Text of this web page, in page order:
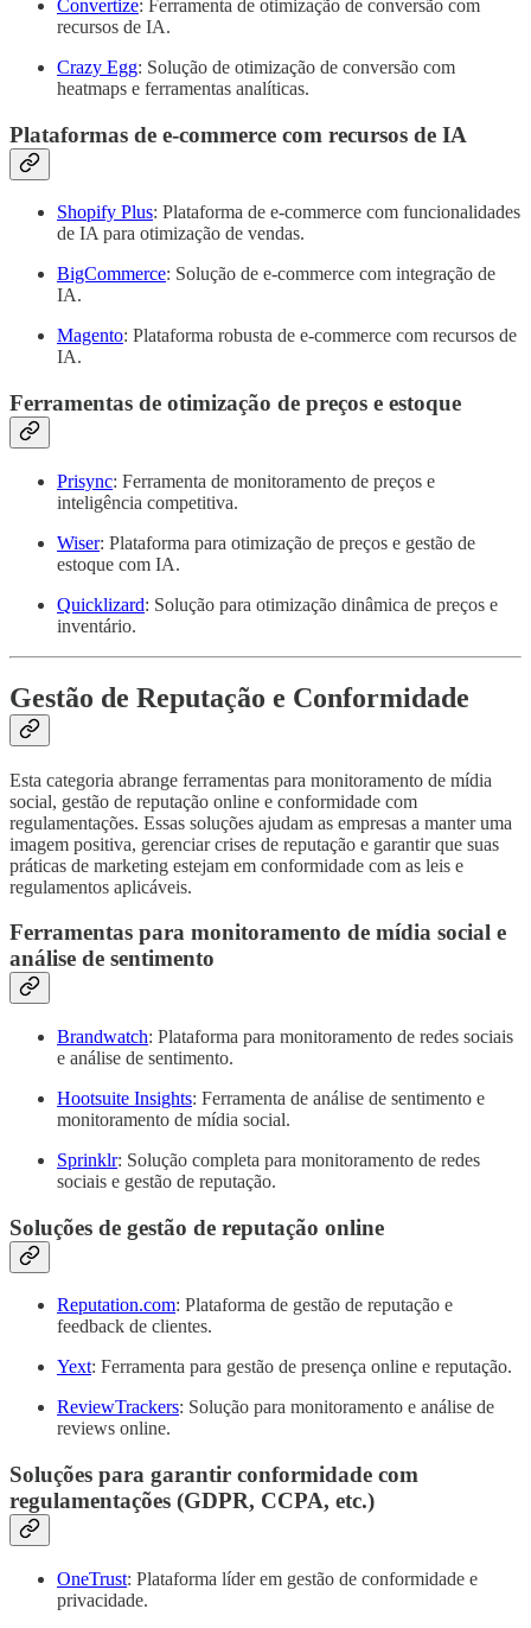
Convertize: Ferramenta de otimização de conversão com
recursos de IA.
Crazy Egg: Solução de otimização de conversão com
heatmaps e ferramentas analíticas.
Plataformas de e-commerce com recursos de IA
Shopify Plus: Plataforma de e-commerce com funcionalidades
de IA para otimização de vendas.
BigCommerce: Solução de e-commerce com integração de
IA.
Magento: Plataforma robusta de e-commerce com recursos de
IA.
Ferramentas de otimização de preços e estoque
Prisync: Ferramenta de monitoramento de preços e
inteligência competitiva.
Wiser: Plataforma para otimização de preços e gestão de
estoque com IA.
Quicklizard: Solução para otimização dinâmica de preços e
inventário.
Gestão de Reputação e Conformidade
Esta categoria abrange ferramentas para monitoramento de mídia
social, gestão de reputação online e conformidade com
regulamentações. Essas soluções ajudam as empresas a manter uma
imagem positiva, gerenciar crises de reputação e garantir que suas
práticas de marketing estejam em conformidade com as leis e
regulamentos aplicáveis.
Ferramentas para monitoramento de mídia social e
análise de sentimento
Brandwatch: Plataforma para monitoramento de redes sociais
e análise de sentimento.
Hootsuite Insights: Ferramenta de análise de sentimento e
monitoramento de mídia social.
Sprinklr: Solução completa para monitoramento de redes
sociais e gestão de reputação.
Soluções de gestão de reputação online
Reputation.com: Plataforma de gestão de reputação e
feedback de clientes.
Yext: Ferramenta para gestão de presença online e reputação.
ReviewTrackers: Solução para monitoramento e análise de
reviews online.
Soluções para garantir conformidade com
regulamentações (GDPR, CCPA, etc.)
OneTrust: Plataforma líder em gestão de conformidade e
privacidade.